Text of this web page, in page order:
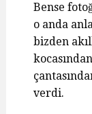
Bense
o anda
bizden
verdi.